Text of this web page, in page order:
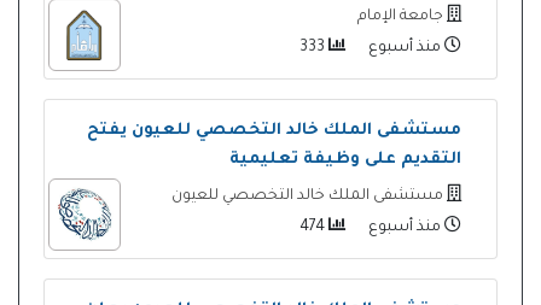
جامعة الإمام
منذ أسبوع
مستشفى الملك خالد التخصصي للعيون يفتح
التقديم على وظيفة تعليمية
مستشفى الملك خالد التخصصي للعيون
منذ أسبوع